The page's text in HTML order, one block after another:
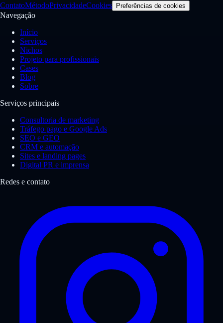
ContatoMétodoPrivacidadeCookies Preferências de cookies
Navegação
Início
Serviços
Nichos
Projeto para profissionais
Cases
Blog
Sobre
Serviços principais
Consultoria de marketing
Tráfego pago e Google Ads
SEO e GEO
CRM e automação
Sites e landing pages
Digital PR e imprensa
Redes e contato